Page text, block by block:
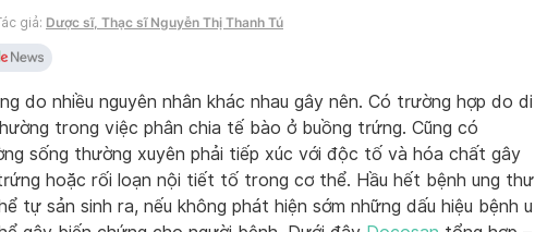
giả: Dược sĩ, Thạc sĩ Nguyễn Thị Thanh Tú
do nhiều nguyên nhân khác nhau gây nên. Có trường hợp do di
trong việc phân chia tế bào ở buồng trứng. Cũng có
sống thường xuyên phải tiếp xúc với độc tố và hóa chất gây
hoặc rối loạn nội tiết tố trong cơ thể. Hầu hết bệnh ung thư
tự sản sinh ra, nếu không phát hiện sớm những dấu hiệu bệnh u